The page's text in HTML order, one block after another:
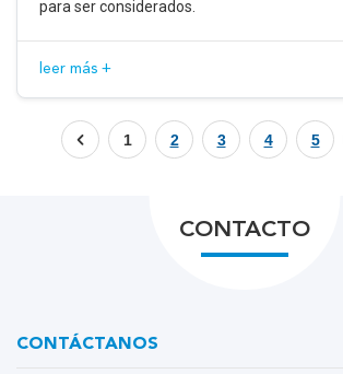
para ser considerados.
leer más +
1 2 3 4 5
CONTACTO
CONTÁCTANOS